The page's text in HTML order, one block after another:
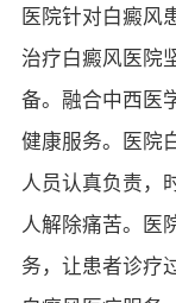
医院针对白癜风
治疗白癜风医院
备。融合中西医
健康服务。医院
人员认真负责，
人解除痛苦。医
务，让患者诊疗